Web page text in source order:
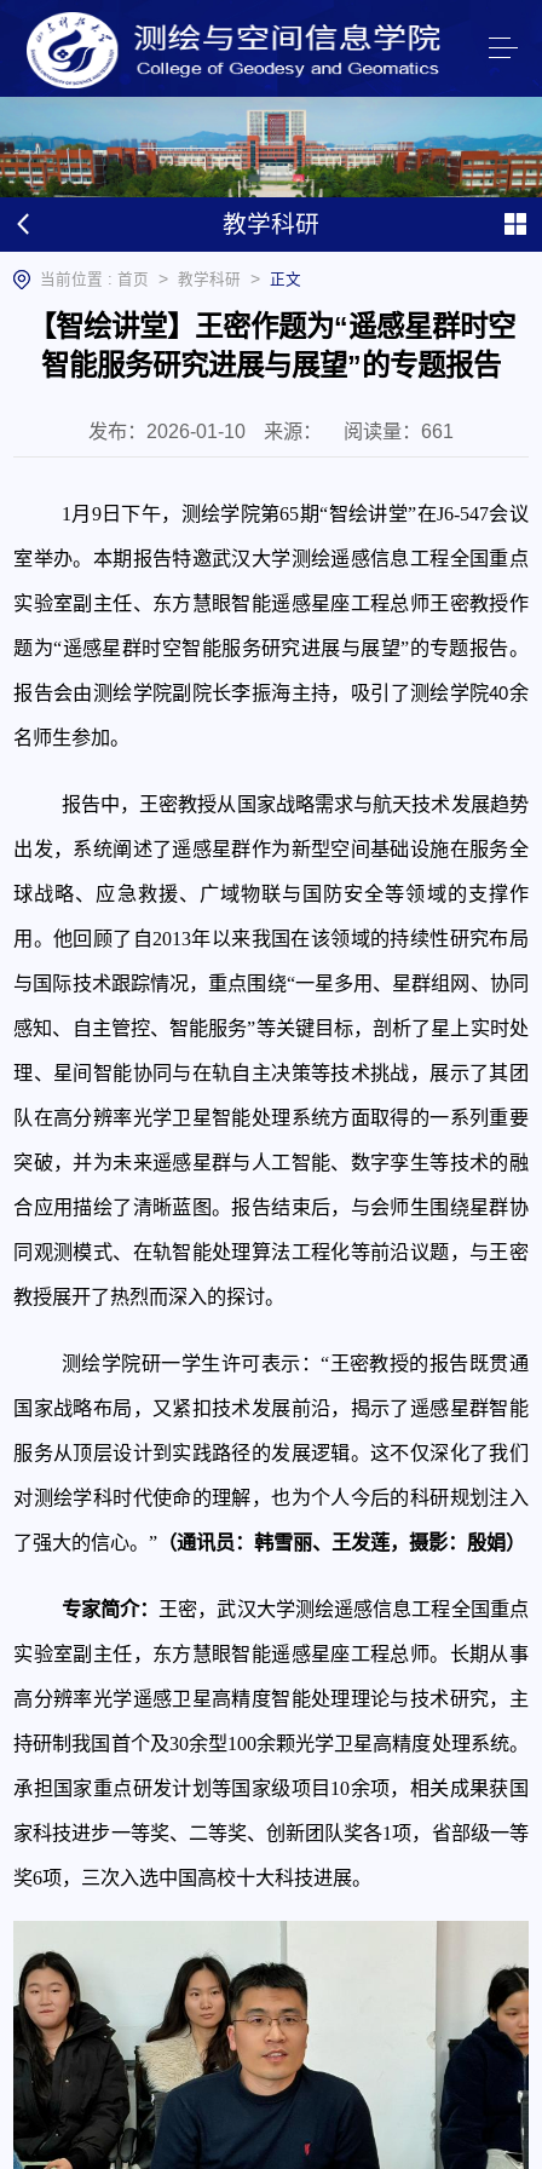
教学科研
当前位置 : 首页 > 教学科研 > 正文
【智绘讲堂】王密作题为“遥感星群时空
智能服务研究进展与展望”的专题报告
发布：2026-01-10 来源： 阅读量： 661
1月9日下午，测绘学院第65期“智绘讲堂”在J6-547会议
室举办。本期报告特邀武汉大学测绘遥感信息工程全国重点
实验室副主任、东方慧眼智能遥感星座工程总师王密教授作
题为“遥感星群时空智能服务研究进展与展望”的专题报告。
报告会由测绘学院副院长李振海主持， 吸引了测绘学院40余
名师生参加。
报告中，王密教授从国家战略需求与航天技术发展趋势
出发，系统阐述了遥感星群作为新型空间基础设施在服务全
球战略、应急救援、广域物联与国防安全等领域的支撑作
用。他回顾了自2013年以来我国在该领域的持续性研究布局
与国际技术跟踪情况，重点围绕“一星多用、星群组网、协同
感知、自主管控、智能服务”等关键目标，剖析了星上实时处
理、星间智能协同与在轨自主决策等技术挑战，展示了其团
队在高分辨率光学卫星智能处理系统方面取得的一系列重要
突破，并为未来遥感星群与人工智能、数字孪生等技术的融
合应用描绘了清晰蓝图。报告结束后，与会师生围绕星群协
同观测模式、在轨智能处理算法工程化等前沿议题，与王密
教授展开了热烈而深入的探讨。
测绘学院研一学生许可 表示：“王密教授的报告既贯通
国家战略布局，又紧扣技术发展前沿，揭示了遥感星群智能
服务从顶层设计到实践路径的发展逻辑。这不仅深化了我们
对测绘学科时代使命的理解，也为个人今后的科研规划注入
了强大的信心。” （通讯员：韩雪丽、王发莲，摄影：殷娟）
专家简介： 王密，武汉大学测绘遥感信息工程全国重点
实验室副主任，东方慧眼智能遥感星座工程总师。长期从事
高分辨率光学遥感卫星高精度智能处理理论与技术研究，主
持研制我国首个及30余型100余颗光学卫星高精度处理系统。
承担国家重点研发计划等国家级项目10余项，相关成果获国
家科技进步一等奖、二等奖、创新团队奖各1项，省部级一等
奖6项，三次入选中国高校十大科技进展。